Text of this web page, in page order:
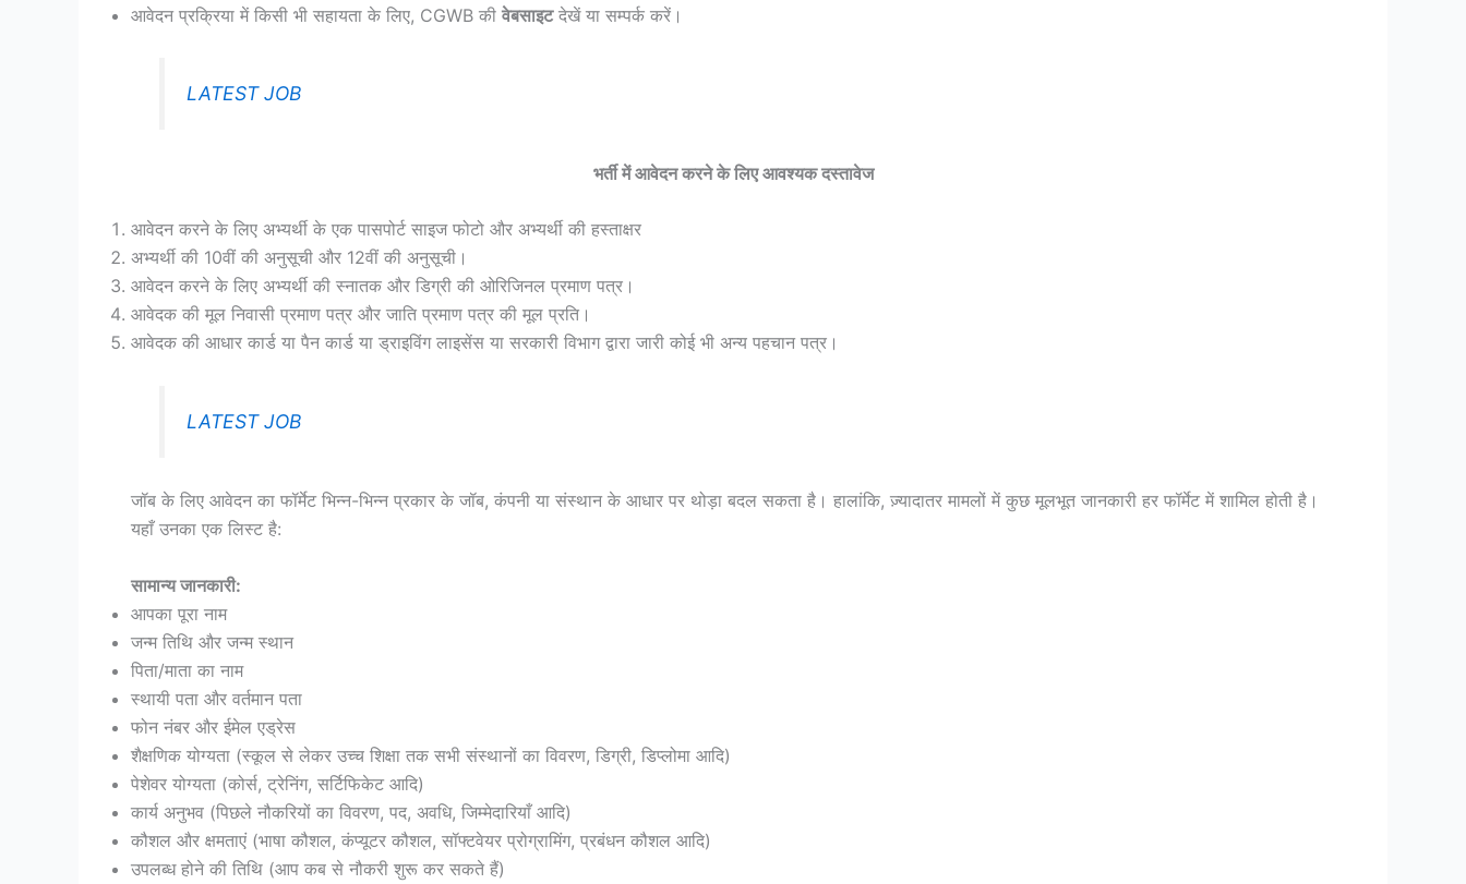
आवेदन प्रक्रिया में किसी भी सहायता के लिए, CGWB की वेबसाइटदेखें या सम्पर्क करें।
LATEST JOB
भर्ती में आवेदन करने के लिए आवश्यक दस्तावेज
आवेदन करने के लिए अभ्यर्थी के एक पासपोर्ट साइज फोटो और अभ्यर्थी की हस्ताक्षर
अभ्यर्थी की 10वीं की अनुसूची और 12वीं की अनुसूची।
आवेदन करने के लिए अभ्यर्थी की स्नातक और डिग्री की ओरिजिनल प्रमाण पत्र।
आवेदक की मूल निवासी प्रमाण पत्र और जाति प्रमाण पत्र की मूल प्रति।
आवेदक की आधार कार्ड या पैन कार्ड या ड्राइविंग लाइसेंस या सरकारी विभाग द्वारा जारी कोई भी अन्य पहचान पत्र।
LATEST JOB
जॉब के लिए आवेदन का फॉर्मेट भिन्न-भिन्न प्रकार के जॉब, कंपनी या संस्थान के आधार पर थोड़ा बदल सकता है। हालांकि, ज़्यादातर मामलों में कुछ मूलभूत जानकारी हर फॉर्मेट में शामिल होती है।
यहाँ उनका एक लिस्ट है:
सामान्य जानकारी:
आपका पूरा नाम
जन्म तिथि और जन्म स्थान
पिता/माता का नाम
स्थायी पता और वर्तमान पता
फोन नंबर और ईमेल एड्रेस
शैक्षणिक योग्यता (स्कूल से लेकर उच्च शिक्षा तक सभी संस्थानों का विवरण, डिग्री, डिप्लोमा आदि)
पेशेवर योग्यता (कोर्स, ट्रेनिंग, सर्टिफिकेट आदि)
कार्य अनुभव (पिछले नौकरियों का विवरण, पद, अवधि, जिम्मेदारियाँ आदि)
कौशल और क्षमताएं (भाषा कौशल, कंप्यूटर कौशल, सॉफ्टवेयर प्रोग्रामिंग, प्रबंधन कौशल आदि)
उपलब्ध होने की तिथि (आप कब से नौकरी शुरू कर सकते हैं)